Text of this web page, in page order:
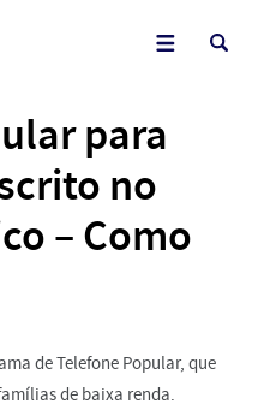
para
no
– Como
de Telefone Popular, que
de baixa renda.